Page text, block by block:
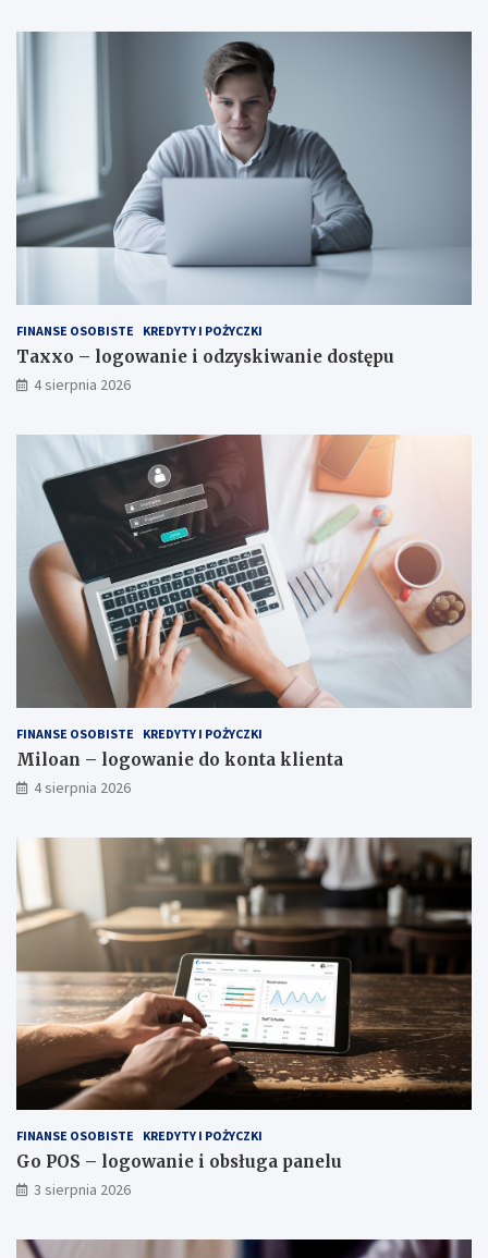
FINANSE OSOBISTE KREDYTY I POŻYCZKI
Taxxo – logowanie i odzyskiwanie dostępu
4 sierpnia 2026
FINANSE OSOBISTE KREDYTY I POŻYCZKI
Miloan – logowanie do konta klienta
4 sierpnia 2026
FINANSE OSOBISTE KREDYTY I POŻYCZKI
Go POS – logowanie i obsługa panelu
3 sierpnia 2026